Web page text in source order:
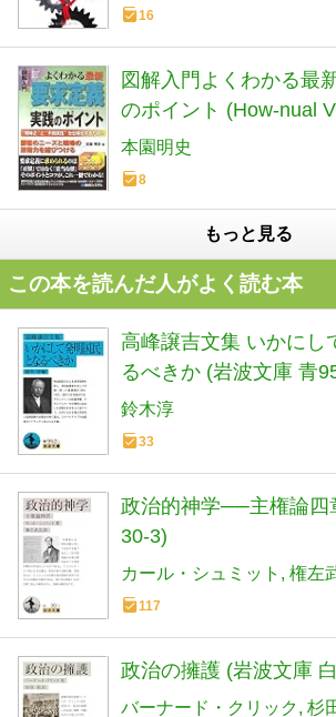
16
図解入門よくわかる最
のポイント (How‐nual
Book)
本園明史
8
もっと見る
この本を読んだ人がよく読む本
高峰譲吉文集 いかにし
るべきか (岩波文庫 青
鈴木淳
33
政治的神学──主権論四
30-3)
カール・シュミット 権左
117
政治の擁護 (岩波文庫
バーナード・クリック 杉